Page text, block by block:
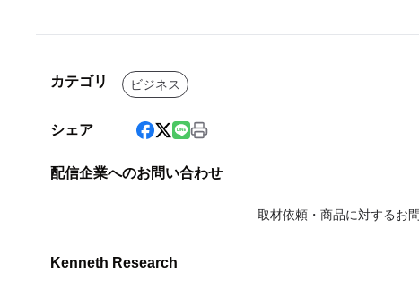
カテゴリ ビジネス
シェア
配信企業へのお問い合わせ
取材依頼・商品に対するお
Kenneth Research